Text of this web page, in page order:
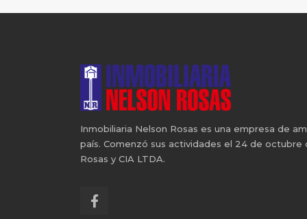
Inmobiliaria Nelson Rosas es una empresa de
país. Comenzó sus actividades el 24 de octubre
Rosas y CIA LTDA.